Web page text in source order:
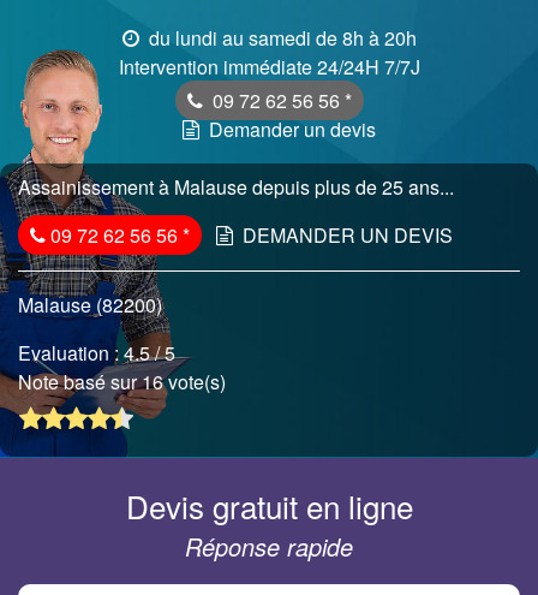
du lundi au samedi de 8h à 20h
Intervention immédiate 24/24H 7/7J
09 72 62 56 56 *
Demander un devis
Assainissement à Malause depuis plus de 25 ans...
09 72 62 56 56* DEMANDER UN DEVIS
Malause (82200)
Evaluation :4.5/ 5
Note basé sur 16 vote(s)
Devis gratuit en ligne
Réponse rapide